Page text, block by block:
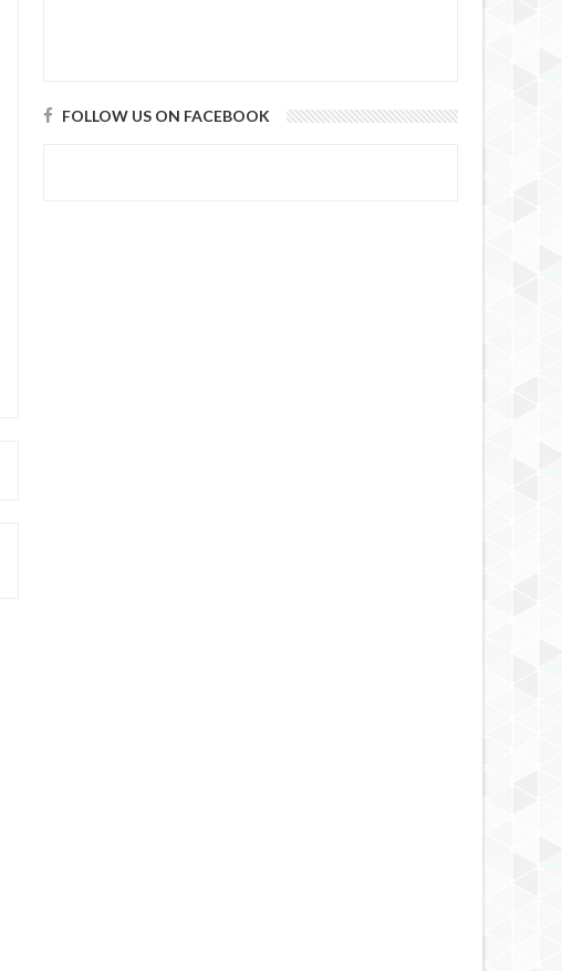
FOLLOW US ON FACEBOOK